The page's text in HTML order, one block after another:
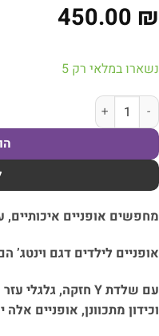
450.00
במלאי רק 5
של אופני וינטאג׳ גדלים 12 עד 20 אינץ׳
אופניים איכותיים,
לילדים דגם וינטג’
מתכוונן, אופניים